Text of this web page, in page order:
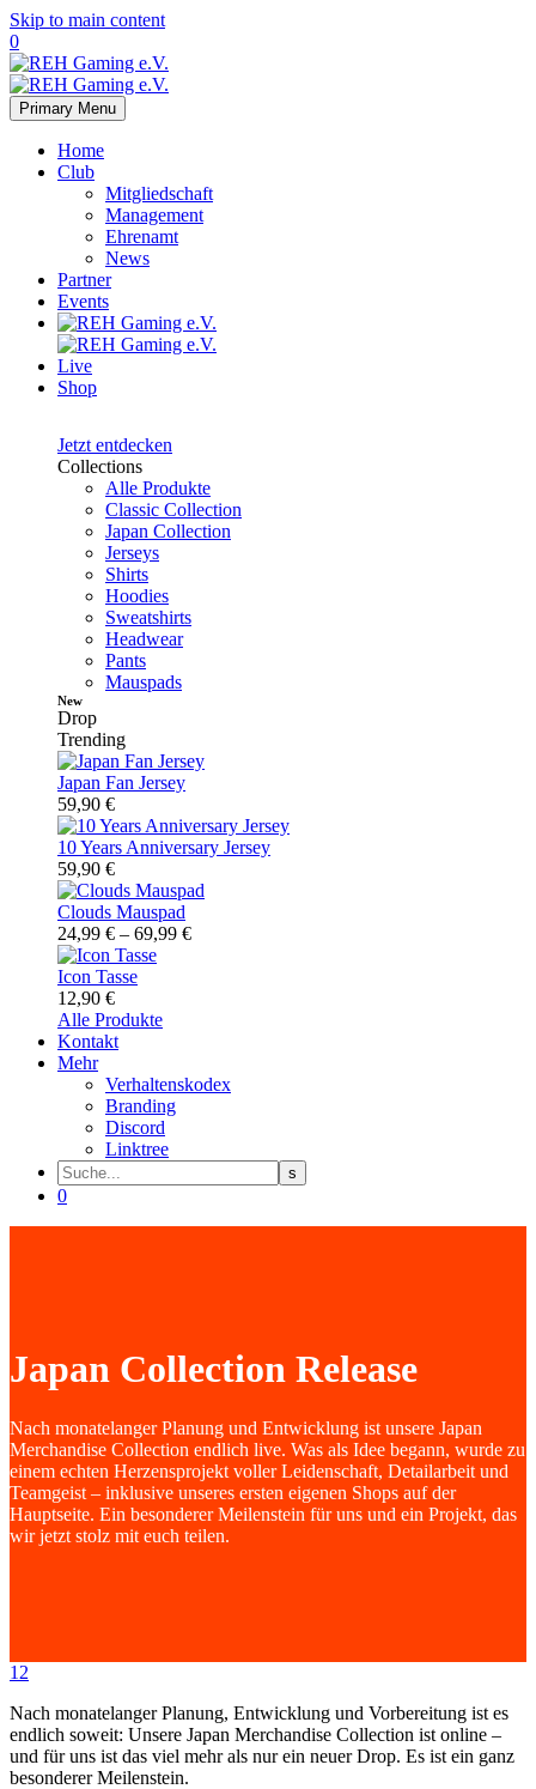
Skip to main content
0
Primary Menu
Home
Club
Mitgliedschaft
Management
Ehrenamt
News
Partner
Events
Live
Shop
Jetzt entdecken
Collections
Alle Produkte
Classic Collection
Japan Collection
Jerseys
Shirts
Hoodies
Sweatshirts
Headwear
Pants
Mauspads
New
Drop
Trending
Japan Fan Jersey
59,90 €
10 Years Anniversary Jersey
59,90 €
Clouds Mauspad
24,99 € – 69,99 €
Icon Tasse
12,90 €
Alle Produkte
Kontakt
Mehr
Verhaltenskodex
Branding
Discord
Linktree
0
Japan Collection Release
Nach monatelanger Planung und Entwicklung ist unsere Japan
Merchandise Collection endlich live. Was als Idee begann, wurde zu
einem echten Herzensprojekt voller Leidenschaft, Detailarbeit und
Teamgeist – inklusive unseres ersten eigenen Shops auf der
Hauptseite. Ein besonderer Meilenstein für uns und ein Projekt, das
wir jetzt stolz mit euch teilen.
12
Nach monatelanger Planung, Entwicklung und Vorbereitung ist es
endlich soweit: Unsere Japan Merchandise Collection ist online –
und für uns ist das viel mehr als nur ein neuer Drop. Es ist ein ganz
besonderer Meilenstein.